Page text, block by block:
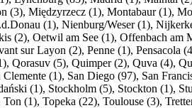
(3), Międzyrzecz (1), Montabaur (1),
(1), Nienburg/Weser (1),
(2), Oetwil am See (1), Offenbach am
sur Layon (2), Penne (1), Pensacola
, Qorasuv (5), Quimper (2), Quva (4),
Clemente (1), San Diego (97), San
(1), Stockholm (5), Stockton (1),
Ton (1), Topeka (22), Toulouse (3),